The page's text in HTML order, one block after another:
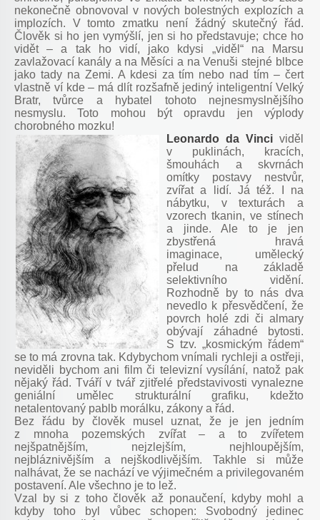
nekonečně obnovoval v nových bolestných explozích a
implozích. V tomto zmatku není žádný skutečný řád.
Člověk si ho jen vymýšlí, jen si ho představuje; chce ho
vidět – a tak ho vidí, jako kdysi „viděl“ na Marsu
zavlažovací kanály a na Měsíci a na Venuši stejné blbce
jako tady na Zemi. A kdesi za tím nebo nad tím – čert
vlastně ví kde – má dlít rozšafně jediný inteligentní Velký
Bratr, tvůrce a hybatel tohoto nejnesmyslnějšího
nesmyslu. Toto mohou být opravdu jen výplody
chorobného mozku!
Leonardo da Vinci viděl
v puklinách, kracích,
šmouhách a skvrnách
omítky postavy nestvůr,
zvířat a lidí. Já též. I na
nábytku, v texturách a
vzorech tkanin, ve stínech
a jinde. Ale to je jen
zbystřená hravá
imaginace, umělecký
přelud na základě
selektivního vidění.
Rozhodně by to nás dva
nevedlo k přesvědčení, že
povrch holé zdi či almary
obývají záhadné bytosti.
S tzv. „kosmickým řádem“
se to má zrovna tak. Kdybychom vnímali rychleji a ostřeji,
neviděli bychom ani film či televizní vysílání, natož pak
nějaký řád. Tváří v tvář zjitřelé představivosti vynalezne
geniální umělec strukturální grafiku, kdežto
netalentovaný pablb morálku, zákony a řád.
Bez řádu by člověk musel uznat, že je jen jedním
z mnoha pozemských zvířat – a to zvířetem
nejšpatnějším, nejzlejším, nejhloupějším,
nejbláznivějším a nejškodlivějším. Takhle si může
nalhávat, že se nachází ve výjimečném a privilegovaném
postavení. Ale všechno je to lež.
Vzal by si z toho člověk až ponaučení, kdyby mohl a
kdyby toho byl vůbec schopen: Svobodný jedinec